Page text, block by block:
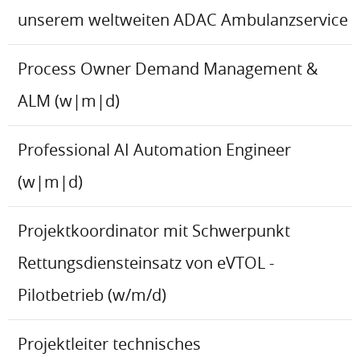
unserem weltweiten ADAC Ambulanzservice
Process Owner Demand Management &
ALM (w|m|d)
Professional AI Automation Engineer
(w|m|d)
Projektkoordinator mit Schwerpunkt
Rettungsdiensteinsatz von eVTOL -
Pilotbetrieb (w/m/d)
Projektleiter technisches